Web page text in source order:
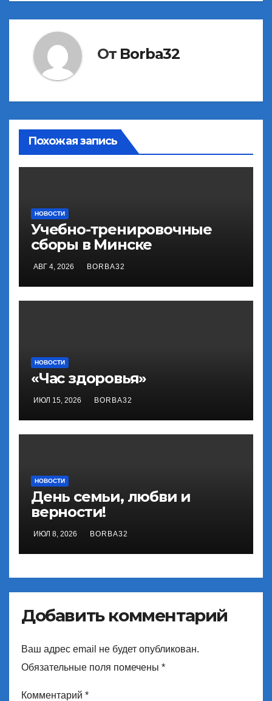
От Borba32
Похожая запись
НОВОСТИ
Учебно-тренировочные
сборы в Минске
АВГ 4, 2026 BORBA32
НОВОСТИ
«Час здоровья»
ИЮЛ 15, 2026 BORBA32
НОВОСТИ
День семьи, любви и
верности!
ИЮЛ 8, 2026 BORBA32
Добавить комментарий
Ваш адрес email не будет опубликован.
Обязательные поля помечены *
Комментарий *